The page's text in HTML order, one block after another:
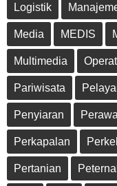
Logistik
Media MEDIS
Multimedia
Pariwisata
Penyiaran
Perkapalan
Pertanian